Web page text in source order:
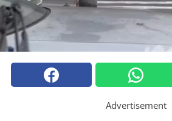
Advertisement